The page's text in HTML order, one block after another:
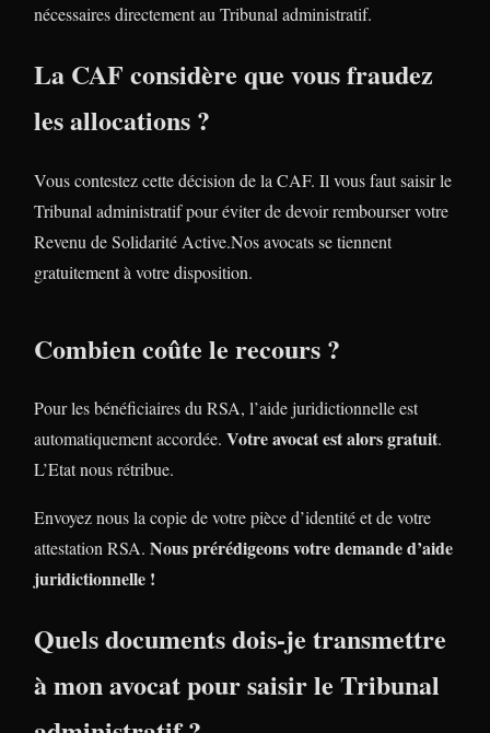
nécessaires directement au Tribunal administratif.
La CAF considère que vous fraudez
les allocations ?
Vous contestez cette décision de la CAF. Il vous faut saisir le
Tribunal administratif pour éviter de devoir rembourser votre
Revenu de Solidarité Active.Nos avocats se tiennent
gratuitement à votre disposition.
Combien coûte le recours ?
Pour les bénéficiaires du RSA, l’aide juridictionnelle est
automatiquement accordée. Votre avocat est alors gratuit.
L’Etat nous rétribue.
Envoyez nous la copie de votre pièce d’identité et de votre
attestation RSA. Nous prérédigeons votre demande d’aide
juridictionnelle !
Quels documents dois-je transmettre
à mon avocat pour saisir le Tribunal